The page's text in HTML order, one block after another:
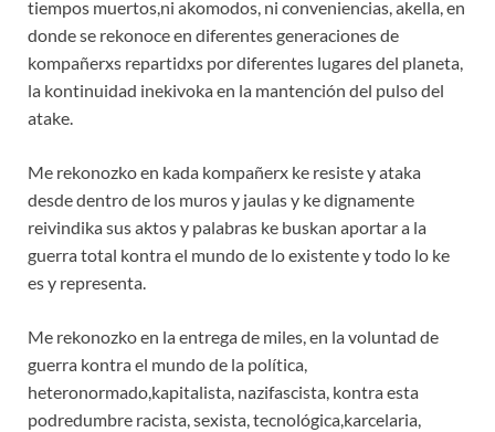
tiempos muertos,ni akomodos, ni conveniencias, akella, en
donde se rekonoce en diferentes generaciones de
kompañerxs repartidxs por diferentes lugares del planeta,
la kontinuidad inekivoka en la mantención del pulso del
atake.
Me rekonozko en kada kompañerx ke resiste y ataka
desde dentro de los muros y jaulas y ke dignamente
reivindika sus aktos y palabras ke buskan aportar a la
guerra total kontra el mundo de lo existente y todo lo ke
es y representa.
Me rekonozko en la entrega de miles, en la voluntad de
guerra kontra el mundo de la política,
heteronormado,kapitalista, nazifascista, kontra esta
podredumbre racista, sexista, tecnológica,karcelaria,